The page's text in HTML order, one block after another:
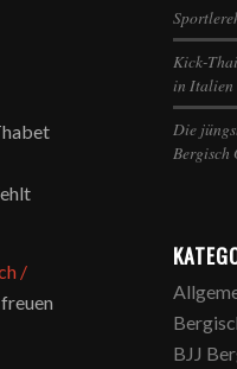
/
Kick-
in Italien
Die
Bergisch
BJJ